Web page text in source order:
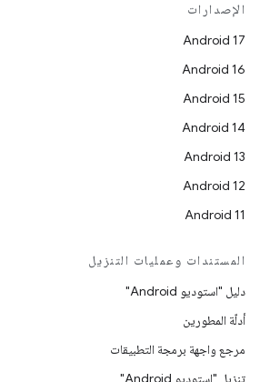
الإصدارات
Android 17
Android 16
Android 15
Android 14
Android 13
Android 12
Android 11
المستندات وعمليات التنزيل
دليل "استوديو Android"
أدلّة المطورين
مرجع واجهة برمجة التطبيقات
تنزيل "استوديو Android"